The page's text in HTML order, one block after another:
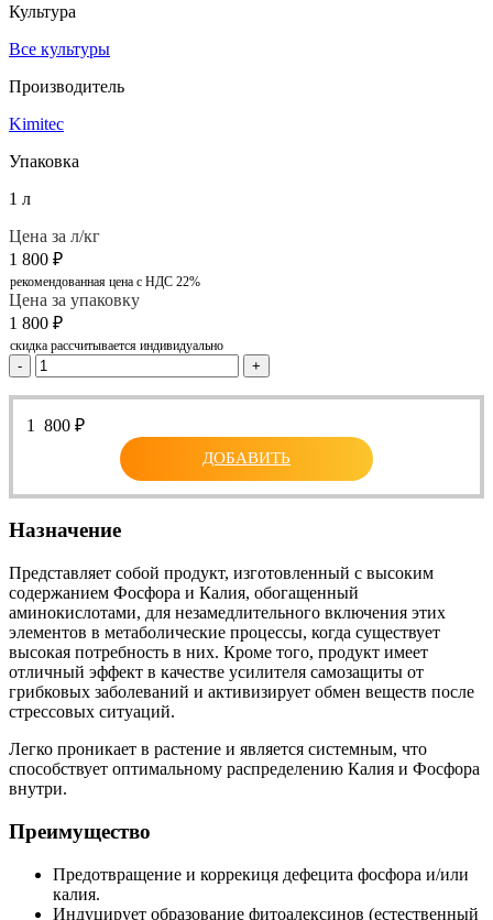
Культура
Все культуры
Производитель
Kimitec
Упаковка
1 л
Цена за л/кг
1 800 ₽
рекомендованная цена с НДС 22%
Цена за упаковку
1 800 ₽
скидка рассчитывается индивидуально
- +
1 800 ₽
ДОБАВИТЬ
Назначение
Представляет собой продукт, изготовленный с высоким
содержанием Фосфора и Калия, обогащенный
аминокислотами, для незамедлительного включения этих
элементов в метаболические процессы, когда существует
высокая потребность в них. Кроме того, продукт имеет
отличный эффект в качестве усилителя самозащиты от
грибковых заболеваний и активизирует обмен веществ после
стрессовых ситуаций.
Легко проникает в растение и является системным, что
способствует оптимальному распределению Калия и Фосфора
внутри.
Преимущество
Предотвращение и коррекиця дефецита фосфора и/или
калия.
Индуцирует образование фитоалексинов (естественный